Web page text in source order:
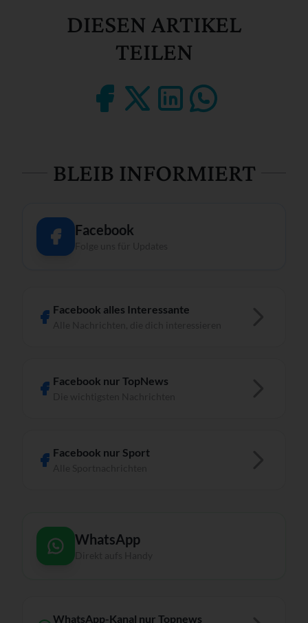
DIESEN ARTIKEL
TEILEN
BLEIB INFORMIERT
Facebook
Facebook alles Interessante
Facebook nur TopNews
Facebook nur Sport
WhatsApp
WhatsApp-Kanal nur Topnews